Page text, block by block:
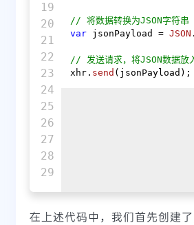
19
20
21
22
23
24
25
26
27
28
// 将数据转换为JSON字符串
var jsonPayload = JSON .
// 发送请求，将JSON数据放
xhr. send (jsonPayload);
在上述代码中，我们首先创